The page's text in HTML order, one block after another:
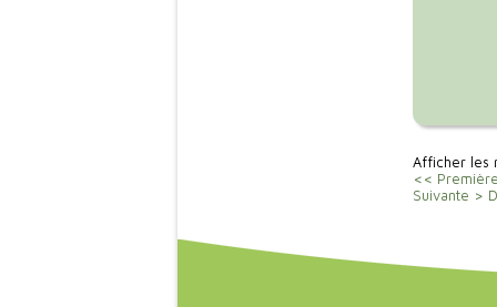
Afficher les
<< Première
Suivante >